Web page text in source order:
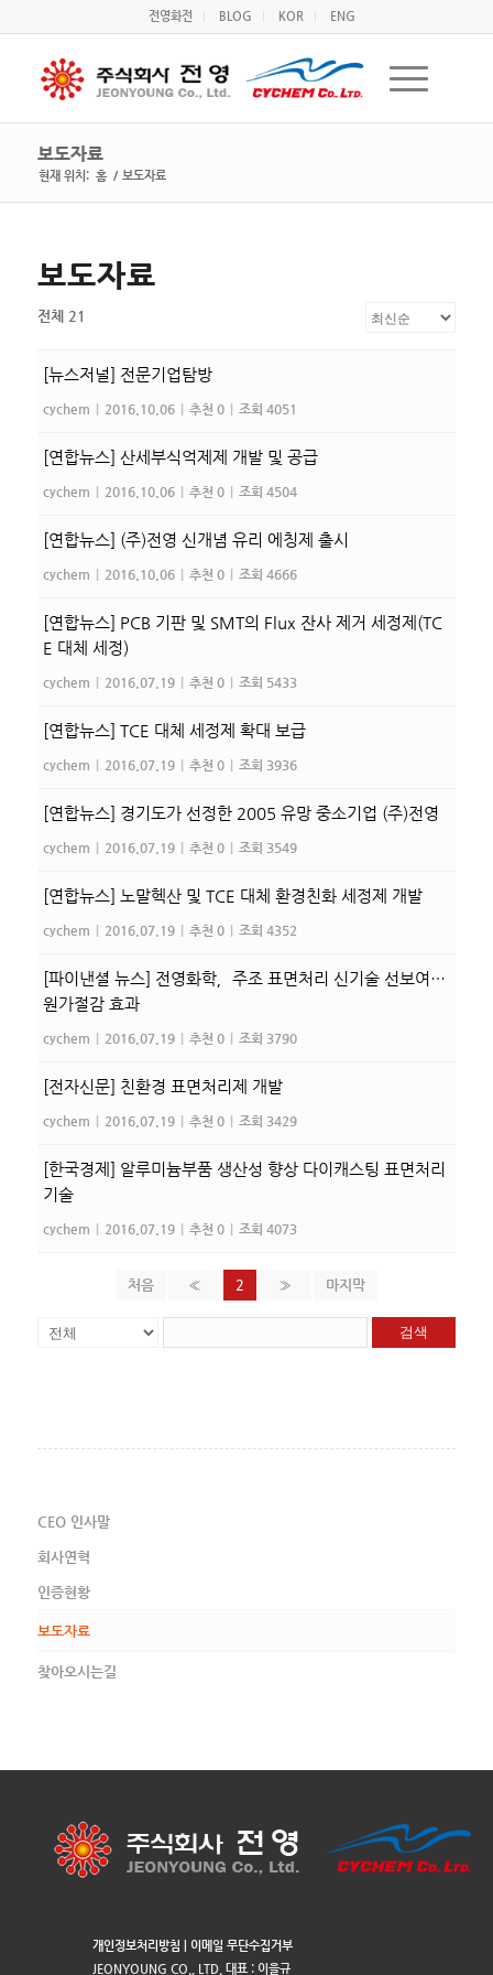
전영화전 BLOG KOR ENG
보도자료
현재 위치: 홈 / 보도자료
보도자료
전체 21
[뉴스저널] 전문기업탐방
cychem 2016.10.06 추천 0 조회 4051
[연합뉴스] 산세부식억제제 개발 및 공급
cychem 2016.10.06 추천 0 조회 4504
[연합뉴스] (주)전영 신개념 유리 에칭제 출시
cychem 2016.10.06 추천 0 조회 4666
[연합뉴스] PCB 기판 및 SMT의 Flux 잔사 제거 세정제(TC
E 대체 세정)
cychem 2016.07.19 추천 0 조회 5433
[연합뉴스] TCE 대체 세정제 확대 보급
cychem 2016.07.19 추천 0 조회 3936
[연합뉴스] 경기도가 선정한 2005 유망 중소기업 (주)전영
cychem 2016.07.19 추천 0 조회 3549
[연합뉴스] 노말헥산 및 TCE 대체 환경친화 세정제 개발
cychem 2016.07.19 추천 0 조회 4352
[파이낸셜 뉴스] 전영화학，주조 표면처리 신기술 선보여…
원가절감 효과
cychem 2016.07.19 추천 0 조회 3790
[전자신문] 친환경 표면처리제 개발
cychem 2016.07.19 추천 0 조회 3429
[한국경제] 알루미늄부품 생산성 향상 다이캐스팅 표면처리
기술
cychem 2016.07.19 추천 0 조회 4073
처음 « 2 » 마지막
검색
CEO 인사말
회사연혁
인증현황
보도자료
찾아오시는길
개인정보처리방침
이메일 무단수집거부
JEONYOUNG CO., LTD. 대표 : 이을규